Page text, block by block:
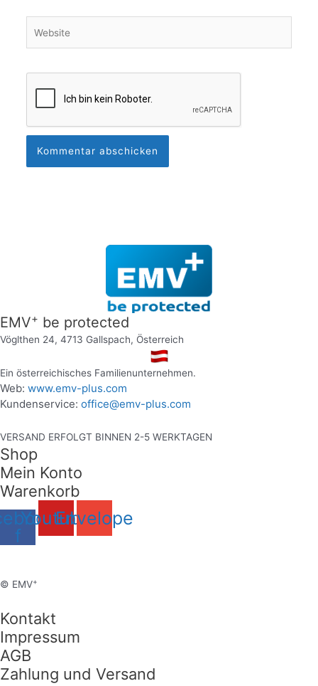
EMV+ be protected
Vöglthen 24, 4713 Gallspach, Österreich
Ein österreichisches Familienunternehmen.
Web: www.emv-plus.com
Kundenservice: office@emv-plus.com
VERSAND ERFOLGT BINNEN 2-5 WERKTAGEN
Shop
Mein Konto
Warenkorb
f
YoutubeEnvelope
© EMV+
Kontakt
Impressum
AGB
Zahlung und Versand